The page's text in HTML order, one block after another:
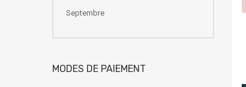
Septembre
MODES DE PAIEMENT